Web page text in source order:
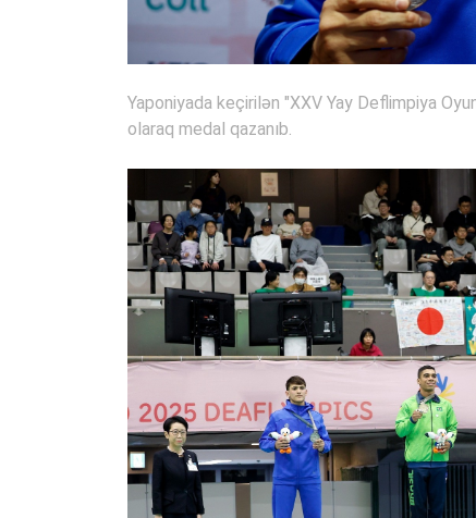
Yaponiyada keçirilən "XXV Yay Deflimpiya
olaraq medal qazanıb.